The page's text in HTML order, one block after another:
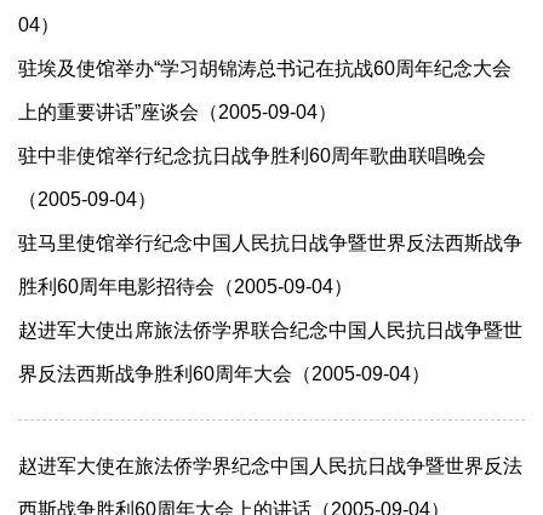
04）
驻埃及使馆举办“学习胡锦涛总书记在抗战60周年纪念大会
上的重要讲话”座谈会（2005-09-04）
驻中非使馆举行纪念抗日战争胜利60周年歌曲联唱晚会
（2005-09-04）
驻马里使馆举行纪念中国人民抗日战争暨世界反法西斯战争
胜利60周年电影招待会（2005-09-04）
赵进军大使出席旅法侨学界联合纪念中国人民抗日战争暨世
界反法西斯战争胜利60周年大会（2005-09-04）
赵进军大使在旅法侨学界纪念中国人民抗日战争暨世界反法
西斯战争胜利60周年大会上的讲话（2005-09-04）